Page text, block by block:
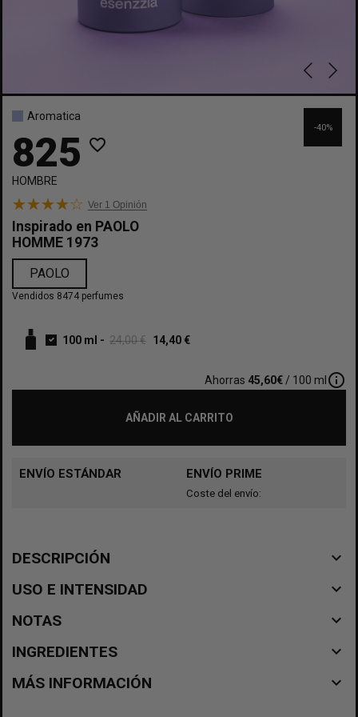
-40%
Aromatica
825 favorite_border
HOMBRE
Ver 1 Opinión
Inspirado en PAOLO
HOMME 1973
PAOLO
Vendidos 8474 perfumes
100 ml - 24,00 € 14,40 €
Ahorras 45,60€ / 100 mlinfo_outline
AÑADIR AL CARRITO
ENVÍO ESTÁNDAR ENVÍO PRIME
Coste del envío:
DESCRIPCIÓN navigate_before
USO E INTENSIDAD navigate_before
NOTAS navigate_before
INGREDIENTES navigate_before
MÁS INFORMACIÓN navigate_before